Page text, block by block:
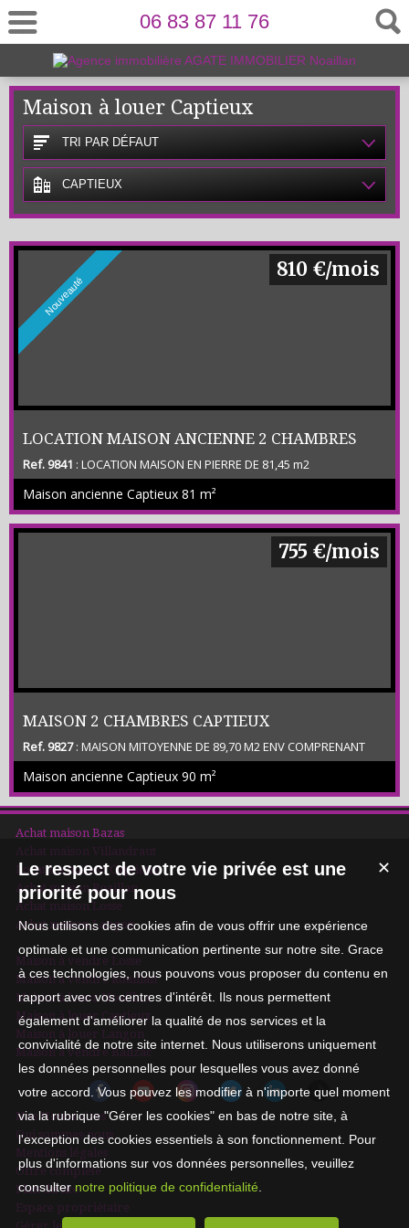
06 83 87 11 76
Maison à louer Captieux
TRI PAR DÉFAUT
CAPTIEUX
Nouveauté
LOCATION MAISON ANCIENNE 2 CHAMBRES
CAPTIEUX
Ref. 9841 : LOCATION MAISON EN PIERRE DE 81,45 m2
COMPRENANT SEJOUR CUISINE 2 CHAMRES SDB WC CELLIER
LOGGIAS (MEZZANINE) AUVENT PETITES DEPENDANCES TERRAIN
NON CLOS DE 1 800 M2 ENV LOYER 750 € / MOIS + PROVISION 60 €
+ FRAIS 785 € SECTEUR TRES CALME -
Maison ancienne Captieux 81 m²
810 €/mois
MAISON 2 CHAMBRES CAPTIEUX
Ref. 9827: MAISON MITOYENNE DE 89,70 M2 ENV COMPRENANT
SEJOUR – CUISINE EQUIPEE – 2 CHAMBRES DONT UNE AVEC
PLACARD – BUREAU – SDE – 2 WC – CELLIER - TERRASSE NON
COUVERTE JARDIN – GARAGE NON ATTENANT - (CLASSE
ENERGETIQUE C) LOYER 745 € + 10 E ENTRETIEN EXTERIEUR + FRAIS
D AGENCE 716,10 €
Maison ancienne Captieux 90 m²
755 €/mois
Achat maison Bazas
Achat maison Villandraut
Location maison Captieux
Achat maison Roaillan
Achat maison Losse
Achat maison Langon
Maison à vendre Losse
Maison à vendre Roaillan
Maison à louer Noaillan
Maison à louer Captieux
Maison à louer Langon
Maison à vendre Balizac
Nos Honoraires
Qui sommes-nous
Mentions légales
Offre complète
Plan du site
Espace propriétaire
✕
Le respect de votre vie privée est une
priorité pour nous
Nous utilisons des cookies afin de vous offrir une expérience
optimale et une communication pertinente sur notre site. Grace
à ces technologies, nous pouvons vous proposer du contenu en
rapport avec vos centres d'intérêt. Ils nous permettent
également d'améliorer la qualité de nos services et la
convivialité de notre site internet. Nous utiliserons uniquement
les données personnelles pour lesquelles vous avez donné
votre accord. Vous pouvez les modifier à n'importe quel moment
via la rubrique "Gérer les cookies" en bas de notre site, à
l'exception des cookies essentiels à son fonctionnement. Pour
plus d'informations sur vos données personnelles, veuillez
consulternotre politique de confidentialité